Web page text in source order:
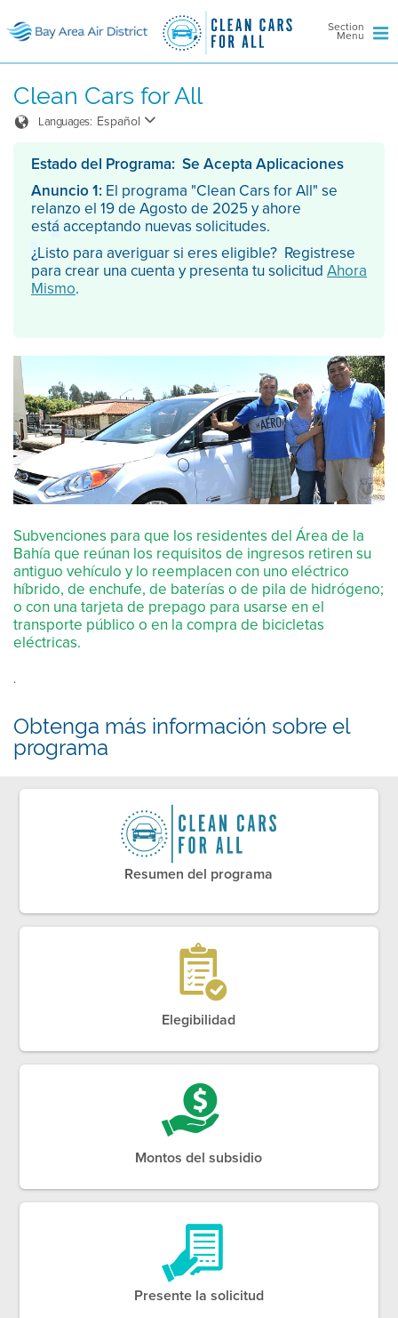
Section
Menu
Clean Cars for All
Languages: Español
Estado del Programa: Se Acepta Aplicaciones
Anuncio 1: El programa "Clean Cars for All" se
relanzo el 19 de Agosto de 2025 y ahore
está acceptando nuevas solicitudes.
¿Listo para averiguar si eres eligible? Registrese
para crear una cuenta y presenta tu solicitud Ahora
Mismo.
Subvenciones para que los residentes del Área de la
Bahía que reúnan los requisitos de ingresos retiren su
antiguo vehículo y lo reemplacen con uno eléctrico
híbrido, de enchufe, de baterías o de pila de hidrógeno;
o con una tarjeta de prepago para usarse en el
transporte público o en la compra de bicicletas
eléctricas.
.
Obtenga más información sobre el
programa
Resumen del programa
Elegibilidad
Montos del subsidio
Presente la solicitud